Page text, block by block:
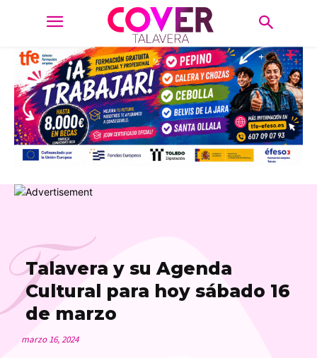
Talavera y su Agenda
Cultural para hoy sábado 16
de marzo
marzo 16, 2024